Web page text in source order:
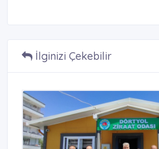
İlginizi Çekebilir